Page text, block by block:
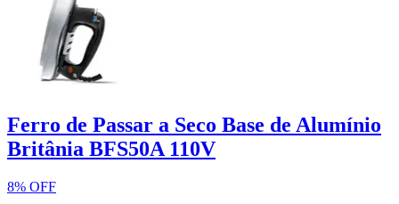
Ferro de Passar a Seco Base de Alumínio
Britânia BFS50A 110V
8% OFF